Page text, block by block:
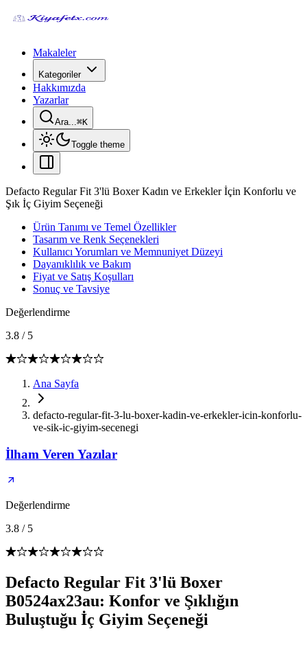
Makaleler
Kategoriler
Hakkımızda
Yazarlar
Ara...⌘K
Toggle theme
Defacto Regular Fit 3'lü Boxer Kadın ve Erkekler İçin Konforlu ve
Şık İç Giyim Seçeneği
Ürün Tanımı ve Temel Özellikler
Tasarım ve Renk Seçenekleri
Kullanıcı Yorumları ve Memnuniyet Düzeyi
Dayanıklılık ve Bakım
Fiyat ve Satış Koşulları
Sonuç ve Tavsiye
Değerlendirme
3.8 / 5
Ana Sayfa
defacto-regular-fit-3-lu-boxer-kadin-ve-erkekler-icin-konforlu-
ve-sik-ic-giyim-secenegi
İlham Veren Yazılar
Değerlendirme
3.8 / 5
Defacto Regular Fit 3'lü Boxer
B0524ax23au: Konfor ve Şıklığın
Buluştuğu İç Giyim Seçeneği